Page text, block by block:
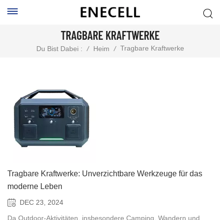
TRAGBARE KRAFTWERKE
Du Bist Dabei : / Heim / Tragbare Kraftwerke
Tragbare Kraftwerke: Unverzichtbare Werkzeuge für das
moderne Leben
DEC 23, 2024
Da Outdoor-Aktivitäten, insbesondere Camping, Wandern und